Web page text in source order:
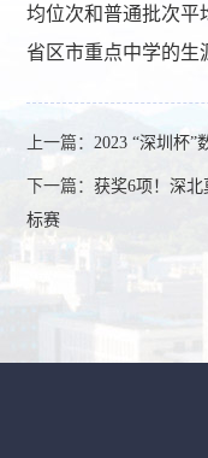
均位次和普通批次平
省区市重点中学的生
上一篇：2023 “深圳杯”
下一篇：获奖6项！深
标赛